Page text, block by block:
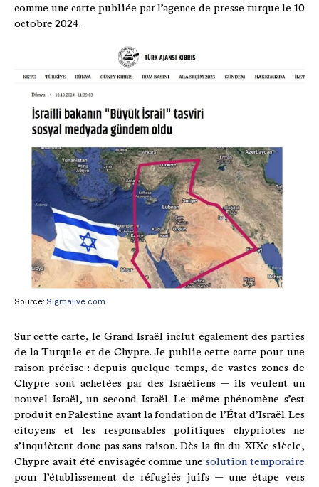
comme une carte publiée par l’agence de presse turque le 10
octobre 2024.
Source: Sigmalive.com
Sur cette carte, le Grand Israël inclut également des parties
de la Turquie et de Chypre. Je publie cette carte pour une
raison précise : depuis quelque temps, de vastes zones de
Chypre sont achetées par des Israéliens — ils veulent un
nouvel Israël, un second Israël. Le même phénomène s’est
produit en Palestine avant la fondation de l’État d’Israël. Les
citoyens et les responsables politiques chypriotes ne
s’inquiètent donc pas sans raison. Dès la fin du XIXe siècle,
Chypre avait été envisagée comme unesolution temporaire
pour l’établissement de réfugiés juifs — une étape vers